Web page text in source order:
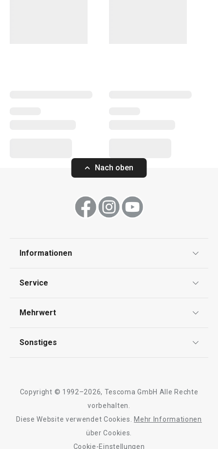
Nach oben
Informationen
Impressum
Service
Kontaktformular
Mehrwert
Qualität
Sonstiges
Barrierefreiheit
Copyright © 1992–2026, Tescoma GmbH Alle Rechte
vorbehalten.
Diese Website verwendet Cookies.
Mehr Informationen
über Cookies.
Cookie-Einstellungen